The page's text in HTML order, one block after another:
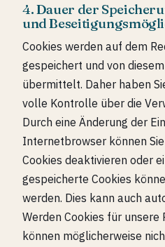
4. Dauer der
und
Cookies werden auf dem
gespeichert und von
übermittelt. Daher haben
volle Kontrolle über die
Durch eine Änderung der
Internetbrowser können
Cookies deaktivieren oder
gespeicherte Cookies
werden. Dies kann auch
Werden Cookies für
können möglicherweise